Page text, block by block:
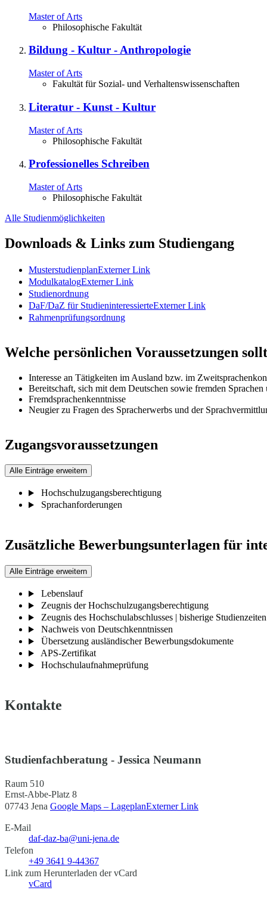
Master of Arts
Philosophische Fakultät
Bildung - Kultur - Anthropologie
Master of Arts
Fakultät für Sozial- und Verhaltenswissenschaften
Literatur - Kunst - Kultur
Master of Arts
Philosophische Fakultät
Professionelles Schreiben
Master of Arts
Philosophische Fakultät
Alle Studienmöglichkeiten
Downloads & Links zum Studiengang
MusterstudienplanExterner Link
ModulkatalogExterner Link
Studienordnung
DaF/DaZ für StudieninteressierteExterner Link
Rahmenprüfungsordnung
Welche persönlichen Voraussetzungen
Interesse an Tätigkeiten im Ausland bzw. im
Bereitschaft, sich mit dem Deutschen sowie fremden
Fremdsprachenkenntnisse
Neugier zu Fragen des Spracherwerbs und der
Zugangsvoraussetzungen
Alle Einträge erweitern
Hochschulzugangsberechtigung
Sprachanforderungen
Zusätzliche Bewerbungsunterlagen für
Alle Einträge erweitern
Lebenslauf
Zeugnis der Hochschulzugangsberechtigung
Zeugnis des Hochschulabschlusses | bisherige Studienzeiten
Nachweis von Deutschkenntnissen
Übersetzung ausländischer Bewerbungsdokumente
APS-Zertifikat
Hochschulaufnahmeprüfung
Kontakte
Studienfachberatung - Jessica Neumann
Raum 510
Ernst-Abbe-Platz 8
07743 Jena Google Maps – LageplanExterner Link
E-Mail
daf-daz-ba@uni-jena.de
Telefon
+49 3641 9-44367
Link zum Herunterladen der vCard
vCard